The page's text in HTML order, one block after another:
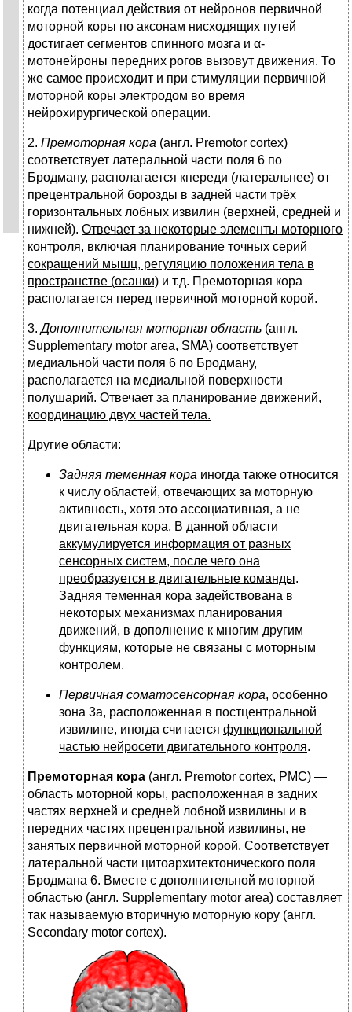
когда потенциал действия от нейронов первичной
моторной коры по аксонам нисходящих путей
достигает сегментов спинного мозга и α-
мотонейроны передних рогов вызовут движения. То
же самое происходит и при стимуляции первичной
моторной коры электродом во время
нейрохирургической операции.
2. Премоторная кора (англ. Premotor cortex)
соответствует латеральной части поля 6 по
Бродману, располагается кпереди (латеральнее) от
прецентральной борозды в задней части трёх
горизонтальных лобных извилин (верхней, средней и
нижней). Отвечает за некоторые элементы моторного
контроля, включая планирование точных серий
сокращений мышц, регуляцию положения тела в
пространстве (осанки) и т.д. Премоторная кора
располагается перед первичной моторной корой.
3.Дополнительная моторная область (англ.
Supplementary motor area, SMA) соответствует
медиальной части поля 6 по Бродману,
располагается на медиальной поверхности
полушарий. Отвечает за планирование движений,
координацию двух частей тела.
Другие области:
Задняя теменная кора иногда также относится
к числу областей, отвечающих за моторную
активность, хотя это ассоциативная, а не
двигательная кора. В данной области
аккумулируется информация от разных
сенсорных систем, после чего она
преобразуется в двигательные команды.
Задняя теменная кора задействована в
некоторых механизмах планирования
движений, в дополнение к многим другим
функциям, которые не связаны с моторным
контролем.
Первичная соматосенсорная кора, особенно
зона 3a, расположенная в постцентральной
извилине, иногда считается функциональной
частью нейросети двигательного контроля.
Премоторная кора (англ. Premotor cortex, PMC) —
область моторной коры, расположенная в задних
частях верхней и средней лобной извилины и в
передних частях прецентральной извилины, не
занятых первичной моторной корой. Соответствует
латеральной части цитоархитектонического поля
Бродмана 6. Вместе с дополнительной моторной
областью (англ. Supplementary motor area) составляет
так называемую вторичную моторную кору (англ.
Secondary motor cortex).